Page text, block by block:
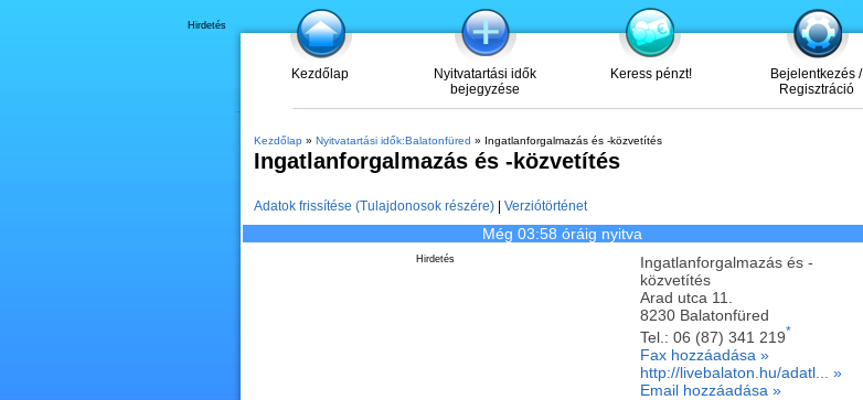
Kezdőlap
Nyitvatartási idők
bejegyzése
Keress pénzt!
Bejelentkezés /
Regisztráció
Hirdetés
Kezdőlap» Nyitvatartási idők:Balatonfüred » Ingatlanforgalmazás és -közvetítés
Ingatlanforgalmazás és -közvetítés
Adatok frissítése (Tulajdonosok részére)| Verziótörténet
Még 03:58 óráig nyitva
Ingatlanforgalmazás és -
közvetítés
Arad utca 11.
8230 Balatonfüred
Tel.: 06 (87) 341 219*
Fax hozzáadása »
http://livebalaton.hu/adatl... »
Email hozzáadása »
Hirdetés